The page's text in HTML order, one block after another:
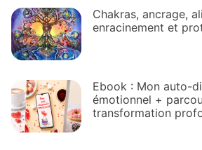
Chakras, ancrage,
enracinement et
Ebook : Mon auto-
émotionnel +
transformation